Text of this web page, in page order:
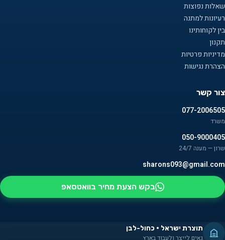
שאלות נפוצות
רעיונות למתנה
בין לקוחותינו
תקנון
מדיניות פרטיות
הצהרת נגישות
צור קשר
077-2006505
משרד
050-9000405
שרון — מענה 24/7
sharons093@gmail.com
בקש הצעת מחיר בוואטסאפ
תוצרת ישראל · כחול-לבן
גאים לייצר ולעבוד בארץ